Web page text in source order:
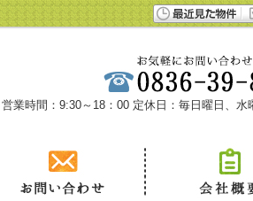
営業時間：9:30～18：00 定休日：毎日曜日、水